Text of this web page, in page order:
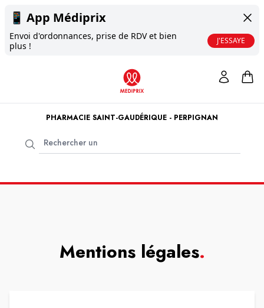
📱 App Médiprix
Envoi d'ordonnances, prise de RDV et bien
plus !
J'ESSAYE
PHARMACIE SAINT-GAUDÉRIQUE - PERPIGNAN
Mentions légales.